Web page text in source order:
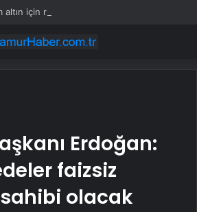
Erdoğan:
faizsiz
olacak